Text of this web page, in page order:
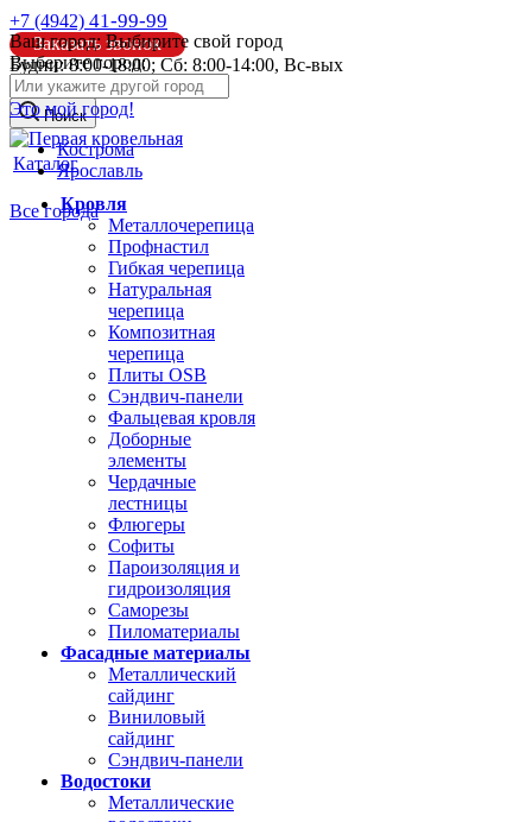
Ваш город: Выбирите свой город
Выберите город:
Это мой город!
Кострома
Ярославль
Все города
+7 (4942) 41-99-99
Заказать звонок
Будни: 8:00-18:00; Сб: 8:00-14:00, Вс-вых
info@pk44.ru
Поиск
Каталог
Кровля
Металлочерепица
Профнастил
Гибкая черепица
Натуральная
черепица
Композитная
черепица
Плиты OSB
Сэндвич-панели
Фальцевая кровля
Доборные
элементы
Чердачные
лестницы
Флюгеры
Софиты
Пароизоляция и
гидроизоляция
Саморезы
Пиломатериалы
Фасадные материалы
Металлический
сайдинг
Виниловый
сайдинг
Сэндвич-панели
Водостоки
Металлические